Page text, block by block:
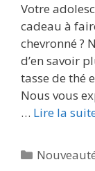
Votre
cadeau à
chevronné ?
d’en savoir
tasse de thé
Nous vous
… Lire la
Catégories